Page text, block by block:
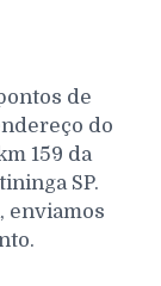
de
do
159 da
SP.
enviamos